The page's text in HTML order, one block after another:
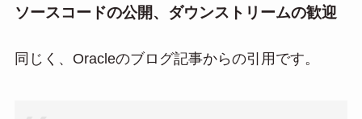
ソースコードの公開、ダウンストリームの歓迎
同じく、Oracleのブログ記事からの引用です。